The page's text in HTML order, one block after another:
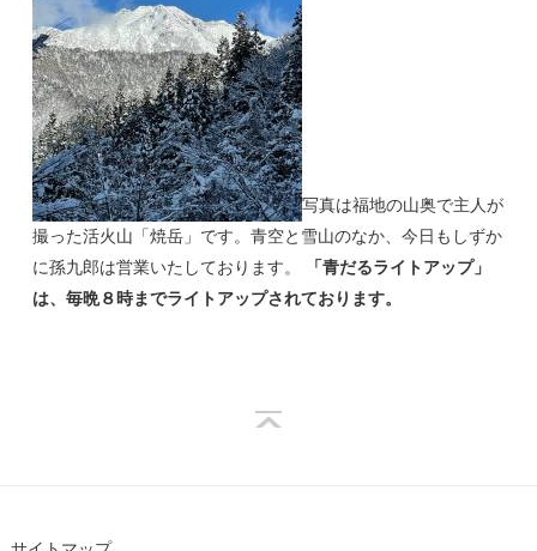
写真は福地の山奥で主人が
撮った活火山「焼岳」です。青空と雪山のなか、今日もしずか
に孫九郎は営業いたしております。
「青だるライトアップ」
は、毎晩８時までライトアップされております。